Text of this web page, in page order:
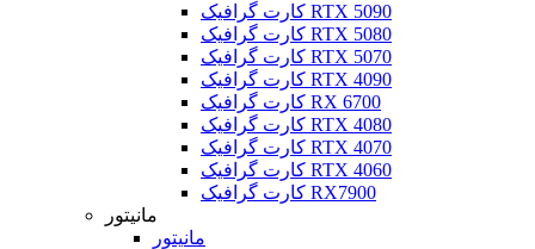
کارت گرافیک RTX 5090
کارت گرافیک RTX 5080
کارت گرافیک RTX 5070
کارت گرافیک RTX 4090
کارت گرافیک RX 6700
کارت گرافیک RTX 4080
کارت گرافیک RTX 4070
کارت گرافیک RTX 4060
کارت گرافیک RX7900
مانیتور
مانیتور